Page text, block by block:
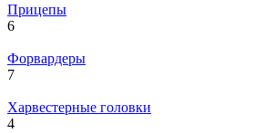
Прицепы
6
Форвардеры
7
Харвестерные головки
4